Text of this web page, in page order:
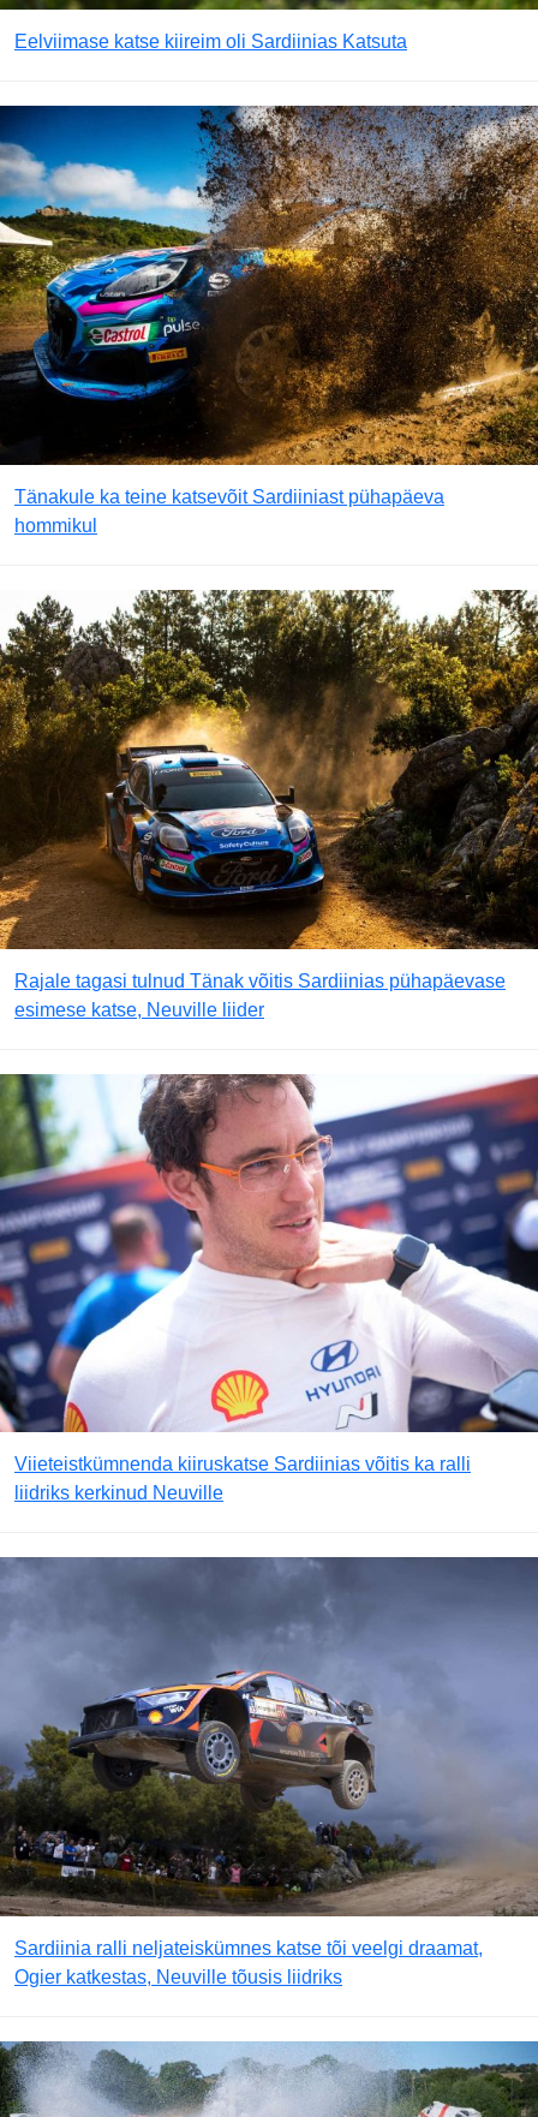
Eelviimase katse kiireim oli Sardiinias Katsuta
Tänakule ka teine katsevõit Sardiiniast pühapäeva
hommikul
Rajale tagasi tulnud Tänak võitis Sardiinias pühapäevase
esimese katse, Neuville liider
Viieteistkümnenda kiiruskatse Sardiinias võitis ka ralli
liidriks kerkinud Neuville
Sardiinia ralli neljateiskümnes katse tõi veelgi draamat,
Ogier katkestas, Neuville tõusis liidriks